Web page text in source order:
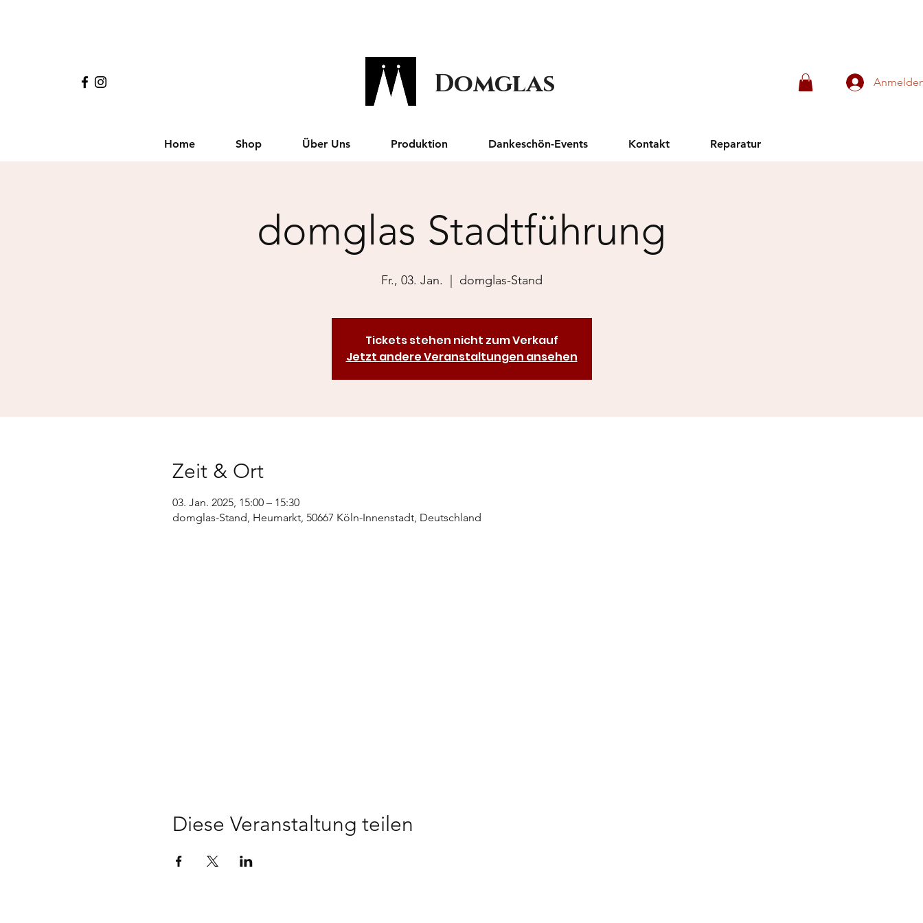
Domglas
Home Shop Über Uns Produktion Dankeschön-Events Kontakt Reparatur
domglas Stadtführung
Fr., 03. Jan. domglas-Stand
Tickets stehen nicht zum Verkauf
Jetzt andere Veranstaltungen ansehen
Zeit & Ort
03. Jan. 2025, 15:00 – 15:30
domglas-Stand, Heumarkt, 50667 Köln-Innenstadt, Deutschland
Diese Veranstaltung teilen